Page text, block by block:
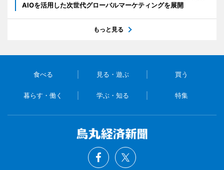
AIOを活用した次世代グローバルマーケティングを展開
もっと見る
食べる 見る・遊ぶ 買う
暮らす・働く 学ぶ・知る 特集